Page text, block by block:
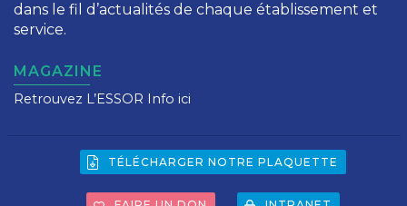
dans le fil d’actualités de chaque établissement et
service.
MAGAZINE
Retrouvez L’ESSOR Info ici
TÉLÉCHARGER NOTRE PLAQUETTE